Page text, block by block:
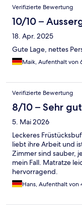
Verifizierte Bewertung
10/10 –
18. Apr. 2025
Gute Lage, nettes
Maik, Aufenthalt von
Verifizierte Bewertung
8/10 – Sehr gut
5. Mai 2026
Leckeres
liebt ihre Arbeit und
Zimmer sind sauber,
mein Fall. Matratze
hervorragend.
Hans, Aufenthalt von